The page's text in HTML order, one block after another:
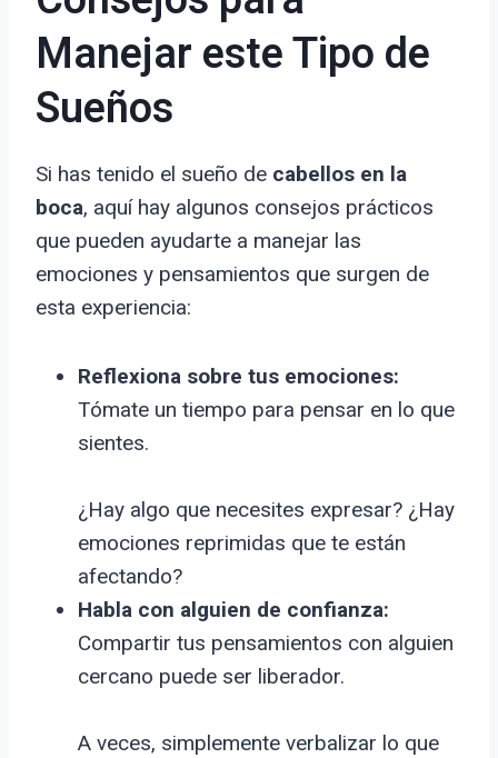
Manejar este Tipo de
Sueños
Si has tenido el sueño de cabellos en la
boca, aquí hay algunos consejos prácticos
que pueden ayudarte a manejar las
emociones y pensamientos que surgen de
esta experiencia:
Reflexiona sobre tus emociones:
Tómate un tiempo para pensar en lo que
sientes.
¿Hay algo que necesites expresar? ¿Hay
emociones reprimidas que te están
afectando?
Habla con alguien de confianza:
Compartir tus pensamientos con alguien
cercano puede ser liberador.
A veces, simplemente verbalizar lo que